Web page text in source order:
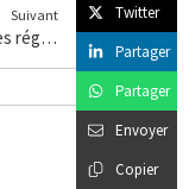
Suivant
ETP Journée découverte programmes régionaux [Formation 3 décembre 2024]
Twitter
Partager
Partager
Envoyer
Copier